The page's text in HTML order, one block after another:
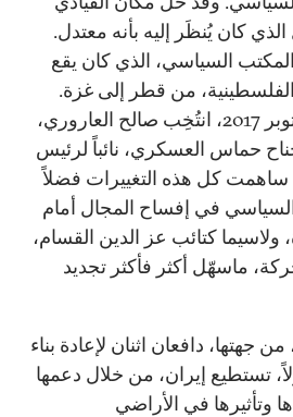
الذي كان يُنظَر إليه بأنه معتدل.
السياسي، الذي كان يقع
الفلسطينية، من قطر إلى غزة.
وفي تشرين الأول/أكتوبر 2017، انتُخِب صالح العاروري،
حماس العسكري، نائباً لرئيس
ساهمت كل هذه التغييرات فضلاً
في إفساح المجال أمام
كتائب عز الدين القسام،
ماسهّل أكثر فأكثر تجديد
جهتها، دافعان اثنان لإعادة بناء
تستطيع إيران، من خلال دعمها
وتأثيرها في الأراضي